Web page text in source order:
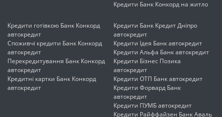
Кредити Банк Конкорд на житло
Кредити готівкою Банк Конкорд
автокредит
Споживчі кредити Банк Конкорд
автокредит
Перекредитування Банк Конкорд
автокредит
Кредитні картки Банк Конкорд
автокредит
Кредити Банк Кредит Дніпро
автокредит
Кредити Ідея Банк автокредит
Кредити Альфа Банк автокредит
Кредити Бізнес Позика
автокредит
Кредити ОТП Банк автокредит
Кредити Форвард Банк
автокредит
Кредити ПУМБ автокредит
Кредити Райффайзен Банк Аваль